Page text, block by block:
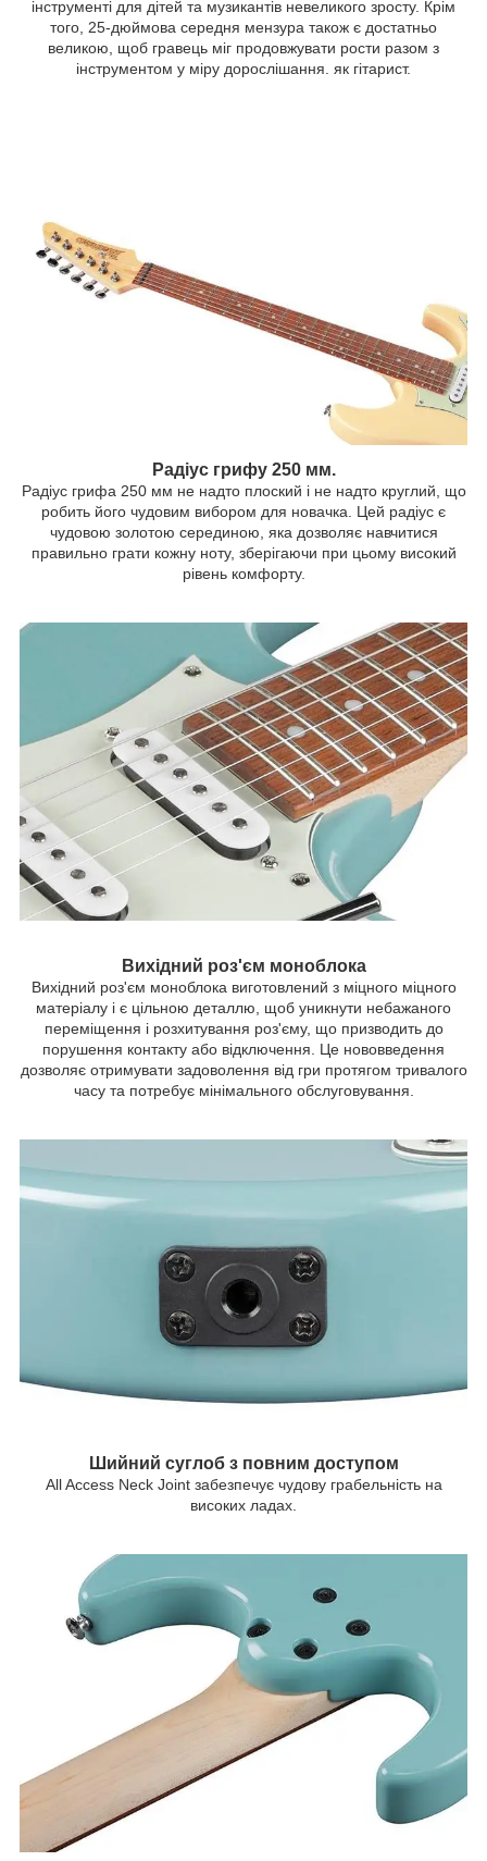
інструменті для дітей та музикантів невеликого зросту. Крім
того, 25-дюймова середня мензура також є достатньо
великою, щоб гравець міг продовжувати рости разом з
інструментом у міру дорослішання. як гітарист.
Радіус грифу 250 мм.
Радіус грифа 250 мм не надто плоский і не надто круглий, що
робить його чудовим вибором для новачка. Цей радіус є
чудовою золотою серединою, яка дозволяє навчитися
правильно грати кожну ноту, зберігаючи при цьому високий
рівень комфорту.
Вихідний роз'єм моноблока
Вихідний роз'єм моноблока виготовлений з міцного міцного
матеріалу і є цільною деталлю, щоб уникнути небажаного
переміщення і розхитування роз'єму, що призводить до
порушення контакту або відключення. Це нововведення
дозволяє отримувати задоволення від гри протягом тривалого
часу та потребує мінімального обслуговування.
Шийний суглоб з повним доступом
All Access Neck Joint забезпечує чудову грабельність на
високих ладах.